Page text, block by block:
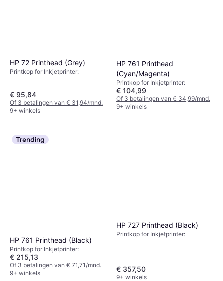
HP 72 Printhead (Grey)
Printkop for Inkjetprinter:
€ 95,84
Of 3 betalingen van € 31,94/mnd.
9+ winkels
HP 761 Printhead
(Cyan/Magenta)
Printkop for Inkjetprinter:
€ 104,99
Of 3 betalingen van € 34,99/mnd.
9+ winkels
Trending
HP 761 Printhead (Black)
Printkop for Inkjetprinter:
€ 215,13
Of 3 betalingen van € 71,71/mnd.
9+ winkels
HP 727 Printhead (Black)
Printkop for Inkjetprinter:
€ 357,50
9+ winkels